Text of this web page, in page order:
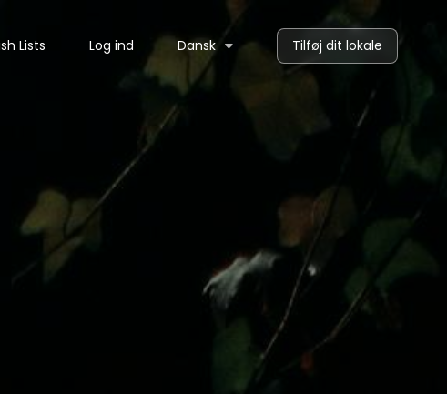
Lists Log ind Dansk Tilføj dit lokale